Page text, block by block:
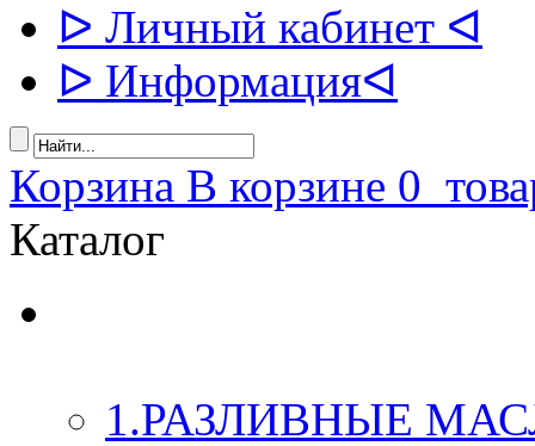
ᐅ Личный кабинет ᐊ
ᐅ Информацияᐊ
Корзина В корзине 0
Каталог
1.РАЗЛИВНЫЕ